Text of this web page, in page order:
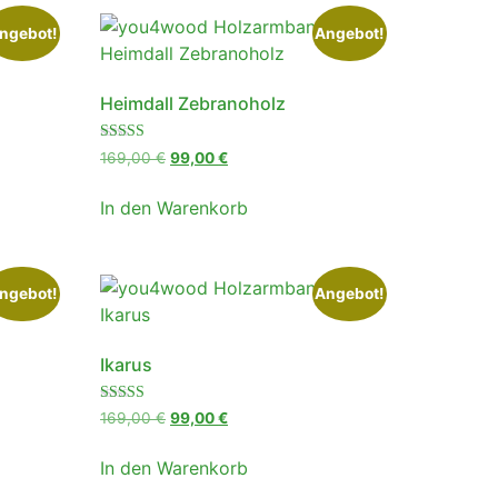
Angebot!
Heimdall Zebranoholz
Bewertet
mit
169,00€ 99,00€
In den Warenkorb
Angebot!
Ikarus
Bewertet
mit
von 5
169,00€ 99,00€
In den Warenkorb